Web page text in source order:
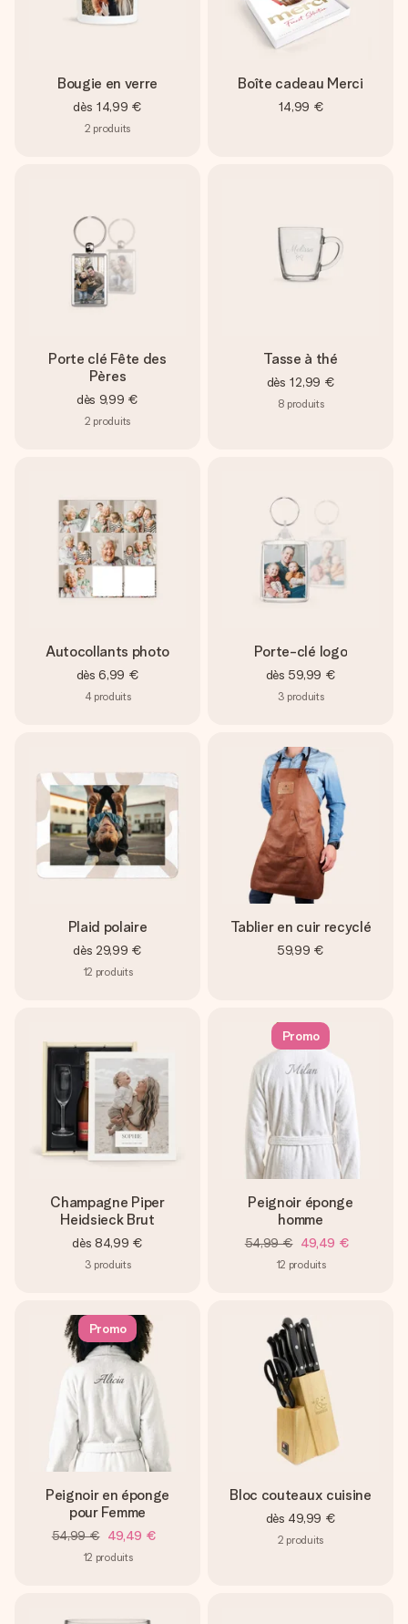
Bougie en verre
dès 14,99 €
2 produits
Boîte cadeau Merci
14,99 €
Porte clé Fête des
Pères
dès 9,99 €
2 produits
Tasse à thé
dès 12,99 €
8 produits
Autocollants photo
dès 6,99 €
4 produits
Porte-clé logo
dès 59,99 €
3 produits
Plaid polaire
dès 29,99 €
12 produits
Tablier en cuir recyclé
59,99 €
Champagne Piper
Heidsieck Brut
dès 84,99 €
3 produits
Promo
Peignoir éponge
homme
54,99 € 49,49 €
12 produits
Promo
Peignoir en éponge
pour Femme
54,99 € 49,49 €
12 produits
Bloc couteaux cuisine
dès 49,99 €
2 produits